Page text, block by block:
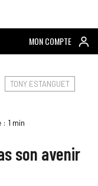
MON COMPTE
TONY ESTANGUET
1 min
son avenir